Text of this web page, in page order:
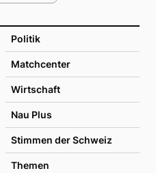
Politik
Matchcenter
Wirtschaft
Nau Plus
Stimmen der Schweiz
Themen